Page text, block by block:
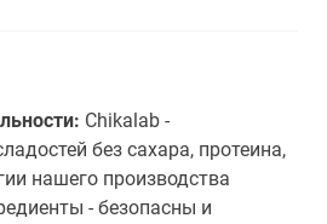
Chikalab -
без сахара, протеина,
нашего производства
- безопасны и